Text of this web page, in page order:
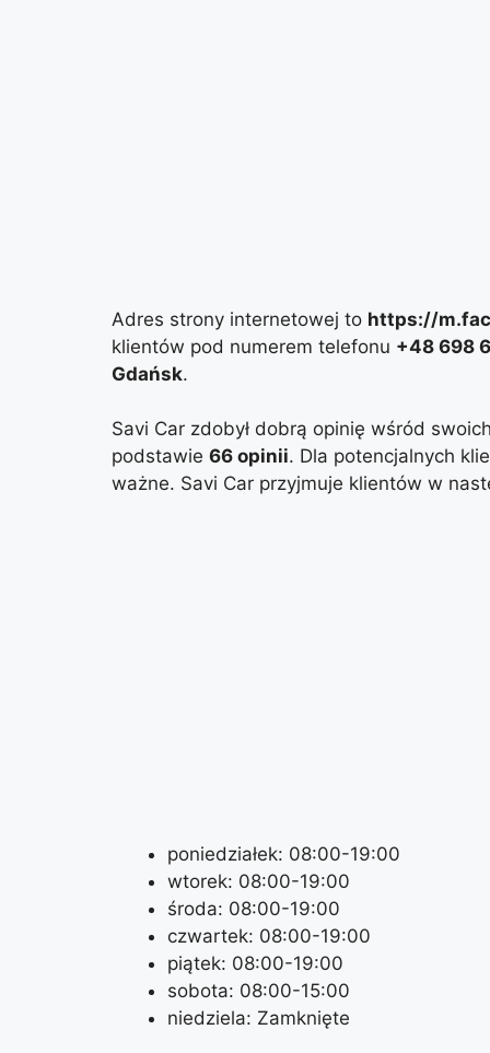
Adres strony internetowej to https://
klientów pod numerem telefonu +48 698
Gdańsk.
Savi Car zdobył dobrą opinię wśród
podstawie 66 opinii. Dla potencjalnych
ważne. Savi Car przyjmuje klientów w
poniedziałek: 08:00-19:00
wtorek: 08:00-19:00
środa: 08:00-19:00
czwartek: 08:00-19:00
piątek: 08:00-19:00
sobota: 08:00-15:00
niedziela: Zamknięte